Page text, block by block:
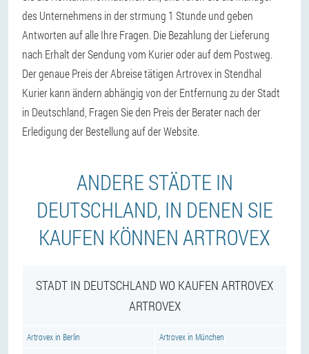
des Unternehmens in der strmung 1 Stunde und geben
Antworten auf alle Ihre Fragen. Die Bezahlung der Lieferung
nach Erhalt der Sendung vom Kurier oder auf dem Postweg.
Der genaue Preis der Abreise tätigen Artrovex in Stendhal
Kurier kann ändern abhängig von der Entfernung zu der Stadt
in Deutschland, Fragen Sie den Preis der Berater nach der
Erledigung der Bestellung auf der Website.
ANDERE STÄDTE IN
DEUTSCHLAND, IN DENEN SIE
KAUFEN KÖNNEN ARTROVEX
STADT IN DEUTSCHLAND WO KAUFEN ARTROVEX
ARTROVEX
Artrovex in Berlin Artrovex in München